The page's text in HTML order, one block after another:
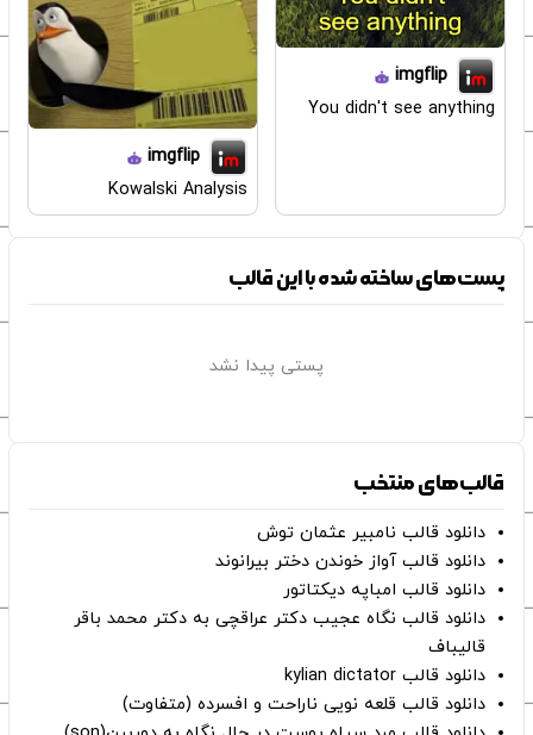
imgflip
You didn't see anything
imgflip
Kowalski Analysis
پست‌های ساخته شده با این قالب
پستی پیدا نشد
قالب‌های منتخب
دانلود قالب نامبیر عثمان ‌توش
دانلود قالب آواز خوندن دختر بیرانوند
دانلود قالب امباپه دیکتاتور
دانلود قالب نگاه عجیب دکتر عراقچی به دکتر محمد باقر
قالیباف
دانلود قالب kylian dictator
دانلود قالب قلعه نویی ناراحت و افسرده (متفاوت)